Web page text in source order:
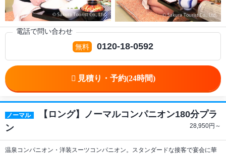
電話で問い合わせ
0120-18-0592
ノーマル
【ロング】ノーマルコンパニオン180分プラ
ン
28,950円～
温泉コンパニオン・洋装スーツコンパニオン。スタンダードな接客で宴会に華